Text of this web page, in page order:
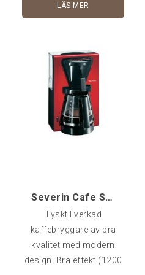
LÄS MER
Severin Cafe Style RÖD
Tysktillverkad
kaffebryggare av bra
kvalitet med modern
design. Bra effekt (1200